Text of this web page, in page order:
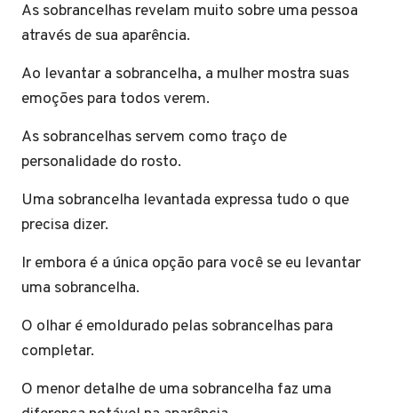
As sobrancelhas revelam muito sobre uma pessoa
através de sua aparência.
Ao levantar a sobrancelha, a mulher mostra suas
emoções para todos verem.
As sobrancelhas servem como traço de
personalidade do rosto.
Uma sobrancelha levantada expressa tudo o que
precisa dizer.
Ir embora é a única opção para você se eu levantar
uma sobrancelha.
O olhar é emoldurado pelas sobrancelhas para
completar.
O menor detalhe de uma sobrancelha faz uma